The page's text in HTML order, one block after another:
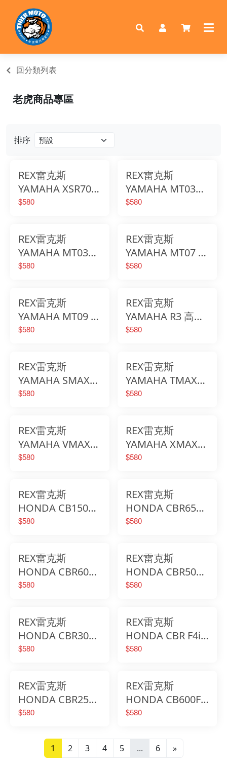
回分類列表
排序
REX雷克斯
YAMAHA XSR700
高質感鋁合金立體
$580
REX雷克斯
YAMAHA MT03
2015-2018 高質感
$580
REX雷克斯
YAMAHA MT03
(2006年式) 高質感
$580
REX雷克斯
YAMAHA MT07 高
質感鋁合金立體花
$580
REX雷克斯
YAMAHA MT09 高
質感鋁合金立體花
$580
REX雷克斯
YAMAHA R3 高質
感鋁合金立體花紋
$580
REX雷克斯
YAMAHA SMAX
高質感鋁合金立體
$580
REX雷克斯
YAMAHA TMAX
高質感鋁合金立體
$580
REX雷克斯
YAMAHA VMAX
高質感鋁合金立體
$580
REX雷克斯
YAMAHA XMAX
高質感鋁合金立體
$580
REX雷克斯
HONDA CB150R
高質感鋁合金立體
$580
REX雷克斯
HONDA CBR650F
高質感鋁合金立體
$580
REX雷克斯
HONDA CBR600F
高質感鋁合金立體
$580
REX雷克斯
HONDA CBR500R
高質感鋁合金立體
$580
REX雷克斯
HONDA CBR300R
高質感鋁合金立體
$580
REX雷克斯
HONDA CBR F4i
高質感鋁合金立體
$580
REX雷克斯
HONDA CBR250R
高質感鋁合金立體
$580
REX雷克斯
HONDA CB600F
高質感鋁合金立體
$580
1 2 3 4 5 ... 6 »
老虎商品專區